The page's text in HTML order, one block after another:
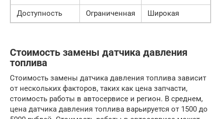
Доступность
Ограниченная Широкая
Стоимость замены датчика давления
топлива
Стоимость замены датчика давления топлива зависит
от нескольких факторов, таких как цена запчасти,
стоимость работы в автосервисе и регион. В среднем,
цена датчика давления топлива варьируется от 1500 до